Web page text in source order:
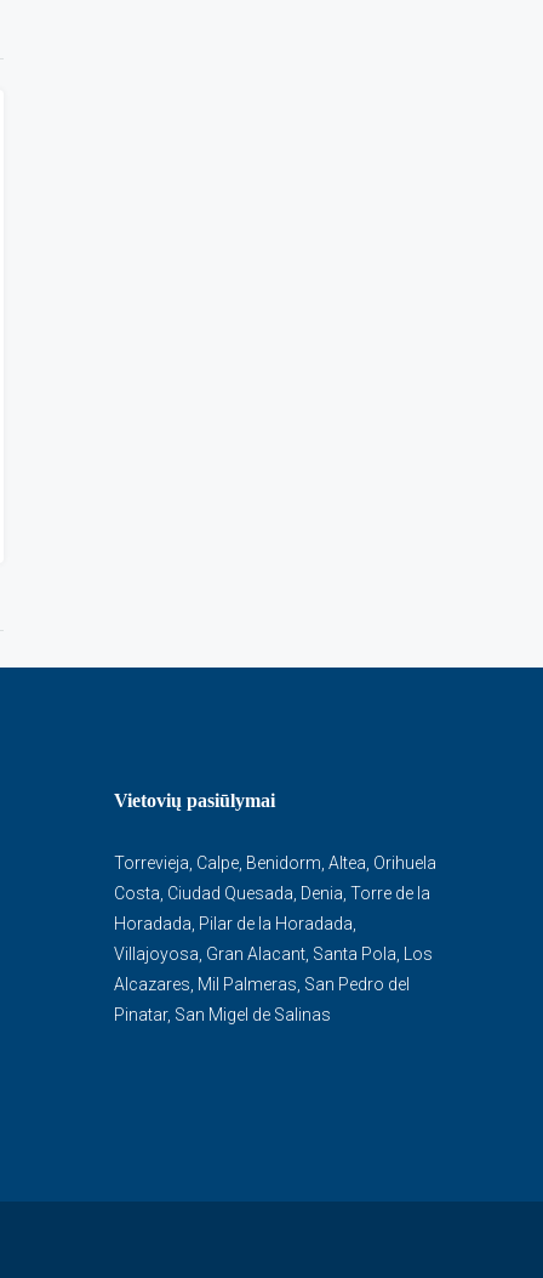
Vietovių pasiūlymai
Torrevieja Calpe, Benidorm Altea Orihuela
Costa Ciudad Quesada Denia Torre de la
Horadada Pilar de la Horadada
Villajoyosa Gran Alacant, Santa Pola
Los
Alcazares Mil Palmeras San Pedro del
Pinatar, San Migel de Salinas